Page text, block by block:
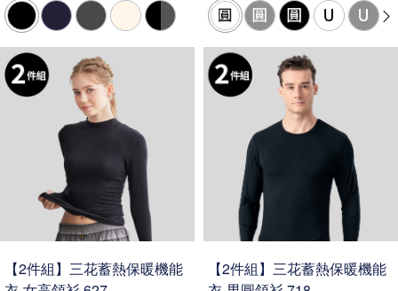
【2件組】三花蓄熱保暖機能
【2件組】三花蓄熱保暖機能